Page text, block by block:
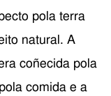
pola terra
natural. A
coñecida pola
comida e a